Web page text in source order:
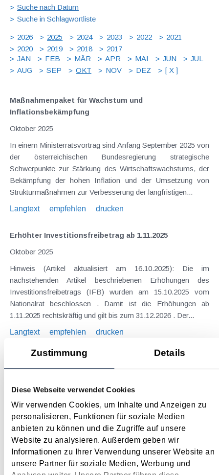
Zustimmung Details
Diese Webseite verwendet Cookies
Wir verwenden Cookies, um Inhalte und Anzeigen zu
personalisieren, Funktionen für soziale Medien
anbieten zu können und die Zugriffe auf unsere
Website zu analysieren. Außerdem geben wir
Informationen zu Ihrer Verwendung unserer Website an
unsere Partner für soziale Medien, Werbung und
Suche nach Datum
Suche in Schlagwortliste
2026 2025 2024 2023 2022
2021
2020
2019 2018
2017
JAN
FEB MÄR APR MAI JUN
JUL
AUG
SEP OKT NOV DEZ [ X ]
Maßnahmenpaket für Wachstum und
Inflationsbekämpfung
Oktober 2025
In einem Ministerratsvortrag sind Anfang September 2025 von
der österreichischen Bundesregierung strategische
Schwerpunkte zur Stärkung des Wirtschaftswachstums, der
Bekämpfung der hohen Inflation und der Umsetzung von
Strukturmaßnahmen zur Verbesserung der langfristigen...
Langtext
empfehlen drucken
Erhöhter Investitionsfreibetrag ab 1.11.2025
Oktober 2025
Hinweis (Artikel aktualisiert am 16.10.2025): Die im
nachstehenden Artikel beschriebenen Erhöhungen des
Investitionsfreibetrags (IFB) wurden am 15.10.2025 vom
Nationalrat beschlossen . Damit ist die Erhöhungen ab
1.11.2025 rechtskräftig und gilt bis zum 31.12.2026 . Der...
Langtext
empfehlen drucken
Klarstellung zur Steuerfreiheit von Trinkgeldern
Im September ( siehe Beitrag zur Trinkgeldregelung ) haben
wir zu sozialversicherungsrechtlichen Neuerungen i.Z.m.
Trinkgeldern berichtet. Aus steuerlichen Gesichtspunkten
betrachtet, bringt eine BMF-Info von Ende Juli Klarstellung zu
diesem Themenbereich, welche auch in die...
Langtext
empfehlen drucken